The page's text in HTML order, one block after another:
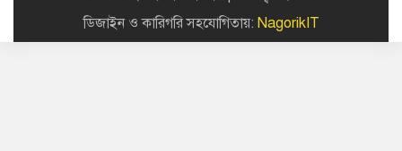
ডিজাইন ও কারিগরি সহযোগিতায়: NagorikIT